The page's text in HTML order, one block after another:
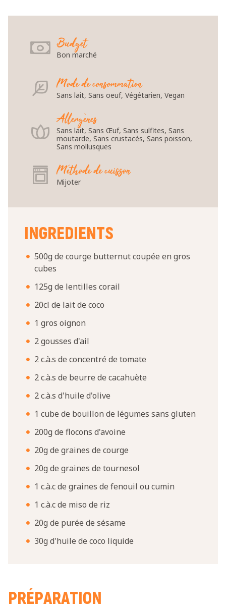
Budget
Bon marché
Mode de consommation
Sans lait, Sans oeuf, Végétarien, Vegan
Allergènes
Sans lait, Sans Œuf, Sans sulfites, Sans
moutarde, Sans crustacés, Sans poisson,
Sans mollusques
Méthode de cuisson
Mijoter
INGREDIENTS
500g de courge butternut coupée en gros
cubes
125g de lentilles corail
20cl de lait de coco
1 gros oignon
2 gousses d'ail
2 c.à.s de concentré de tomate
2 c.à.s de beurre de cacahuète
2 c.à.s d'huile d'olive
1 cube de bouillon de légumes sans gluten
200g de flocons d'avoine
20g de graines de courge
20g de graines de tournesol
1 c.à.c de graines de fenouil ou cumin
1 c.à.c de miso de riz
20g de purée de sésame
30g d'huile de coco liquide
PRÉPARATION